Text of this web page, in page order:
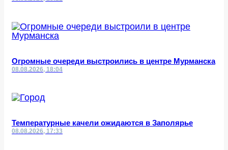
Огромные очереди выстроились в центре Мурманска
08.08.2026, 18:04
Температурные качели ожидаются в Заполярье
08.08.2026, 17:33